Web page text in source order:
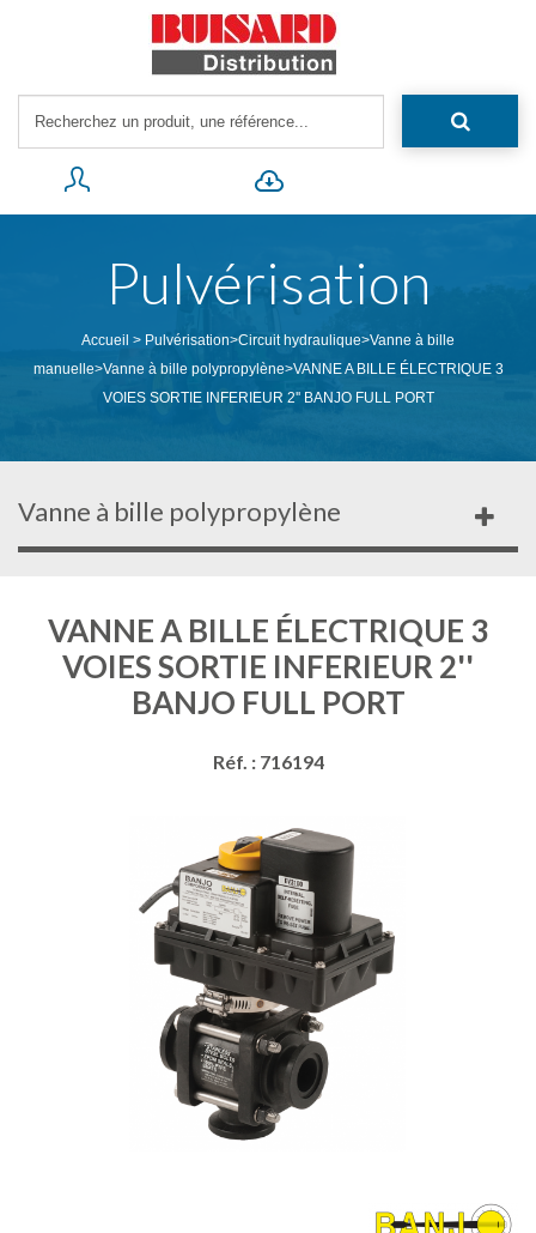
Pulvérisation
Accueil > Pulvérisation>Circuit hydraulique>Vanne à bille
manuelle>Vanne à bille polypropylène>VANNE A BILLE ÉLECTRIQUE 3
VOIES SORTIE INFERIEUR 2'' BANJO FULL PORT
Vanne à bille polypropylène
VANNE A BILLE ÉLECTRIQUE 3
VOIES SORTIE INFERIEUR 2''
BANJO FULL PORT
Réf. : 716194